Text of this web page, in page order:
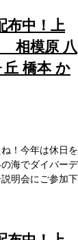
布中！上
相模原 八
丘 橋本 か
！今年は休日を
海でダイバーデ
明会にご参加下